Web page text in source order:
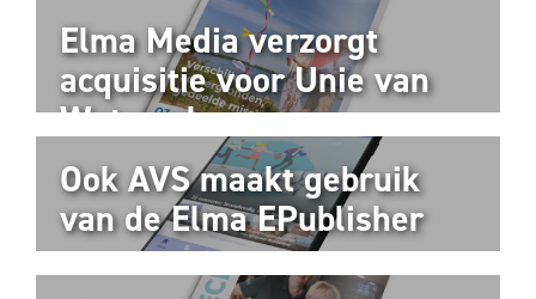
Elma Media verzorgt
acquisitie voor Unie van
Waterschappen
Ook AVS maakt gebruik
van de Elma EPublisher